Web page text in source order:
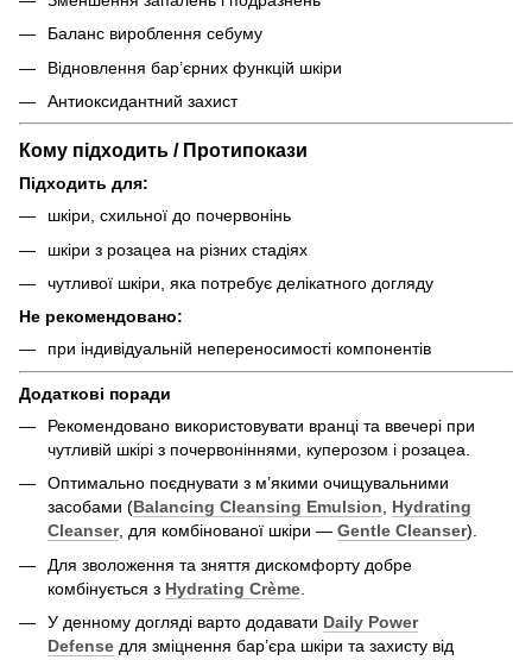
Баланс вироблення себуму
Відновлення бар’єрних функцій шкіри
Антиоксидантний захист
Кому підходить / Протипокази
Підходить для:
шкіри, схильної до почервонінь
шкіри з розацеа на різних стадіях
чутливої шкіри, яка потребує делікатного догляду
Не рекомендовано:
при індивідуальній непереносимості компонентів
Додаткові поради
Рекомендовано використовувати вранці та ввечері при
чутливій шкірі з почервоніннями, куперозом і розацеа.
Оптимально поєднувати з м’якими очищувальними
засобами (Balancing Cleansing Emulsion, Hydrating
Cleanser, для комбінованої шкіри — Gentle Cleanser).
Для зволоження та зняття дискомфорту добре
комбінується з Hydrating Crème
У денному догляді варто додавати Daily Power
Defense для зміцнення бар’єра шкіри та захисту від